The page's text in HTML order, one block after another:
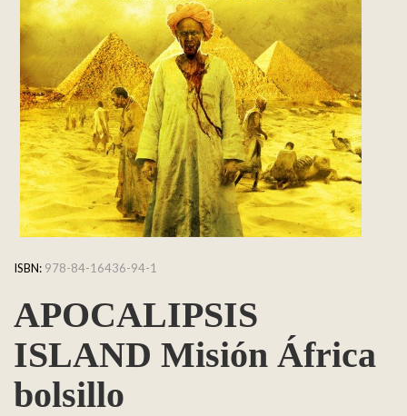
ISBN: 978-84-16436-94-1
APOCALIPSIS
ISLAND Misión África
bolsillo